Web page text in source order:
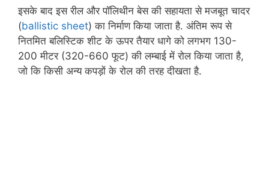
इसके बाद इस रील और पॉलिथीन बेस की सहायता से मजबूत चादर
(ballistic sheet) का निर्माण किया जाता है. अंतिम रूप से
नितमित बलिस्टिक शीट के ऊपर तैयार धागे को लगभग 130-
200 मीटर (320-660 फूट) की लम्बाई में रोल किया जाता है,
जो कि किसी अन्य कपड़ों के रोल की तरह दीखता है.